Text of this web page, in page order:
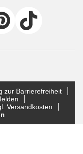
zur Barrierefreiheit
Versandkosten